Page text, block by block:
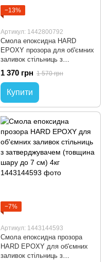
−13%
Артикул: 1442800792
Смола епоксидна HARD
EPOXY прозора для об'ємних
заливок стільниць з
затверджувачем (товщина
шару до 7см) 2кг
1 370 грн 1 570 грн
Купити
−7%
Артикул: 1443144593
Смола епоксидна прозора
HARD EPOXY для об'ємних
заливок стільниць з